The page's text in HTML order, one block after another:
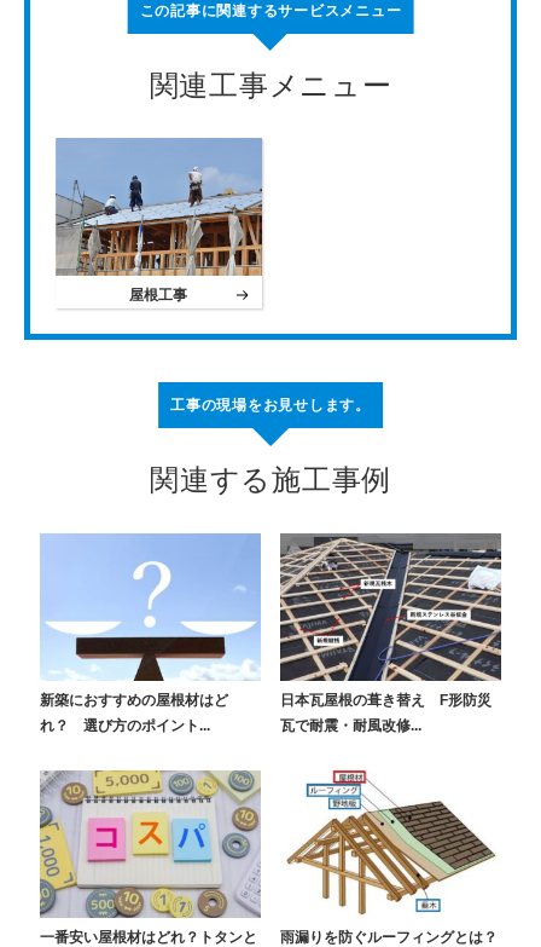
この記事に関連するサービスメニュー
関連工事メニュー
屋根工事
工事の現場をお見せします。
関連する施工事例
新築におすすめの屋根材はど
れ？ 選び方のポイント...
日本瓦屋根の葺き替え F形防災
瓦で耐震・耐風改修...
一番安い屋根材はどれ？トタンと
雨漏りを防ぐルーフィングとは？